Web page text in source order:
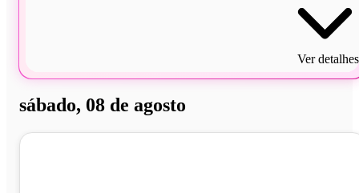
Ver detalhes
sábado, 08 de agosto